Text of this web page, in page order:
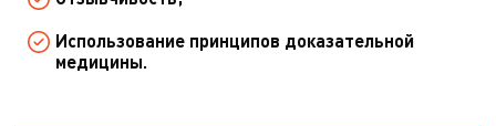
Использование принципов доказательной
медицины.